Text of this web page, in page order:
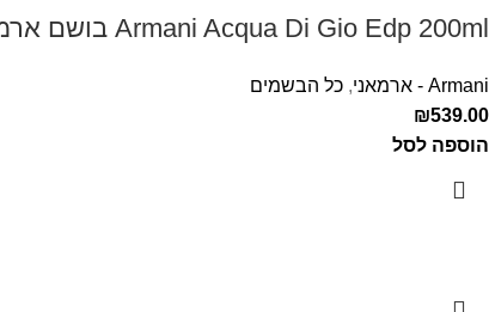
Armani Acqua Di Gio Edp 200ml בושם ארמני אקווה די ג'יו לגבר
Armani - ארמאני , כל הבשמים
₪539.00
הוספה לסל